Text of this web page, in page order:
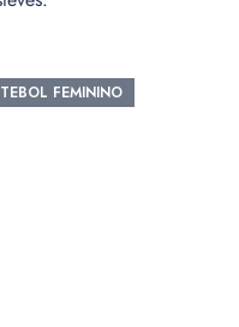
FEMININO